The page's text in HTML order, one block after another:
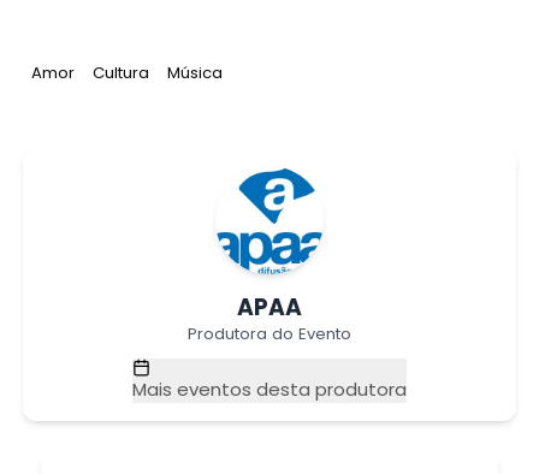
Tag:
Amor Tag:
Cultura Tag:
Música
APAA
Produtora do Evento
Mais eventos desta produtora